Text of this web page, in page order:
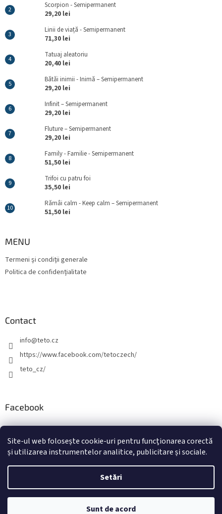
Site-ul web folosește cookie-uri pentru funcționarea corectă
și utilizarea instrumentelor analitice, publicitare și sociale.
Setări
Sunt de acord
Scorpion - Semipermanent
29,20 lei
Linii de viață - Semipermanent
71,30 lei
Tatuaj aleatoriu
20,40 lei
Bătăi inimii - Inimă – Semipermanent
29,20 lei
Infinit – Semipermanent
29,20 lei
Fluture – Semipermanent
29,20 lei
Family - Familie - Semipermanent
51,50 lei
Trifoi cu patru foi
35,50 lei
Rămâi calm - Keep calm – Semipermanent
51,50 lei
MENU
Termeni și condiții generale
Politica de confidențialitate
Contact
info@teto.cz
https://www.facebook.com/tetoczech/
teto_cz/
Facebook
Creat de Shoptet
Drepturi de autor 2026TETO - Tatuaje temporare. Toate
drepturile rezervate.